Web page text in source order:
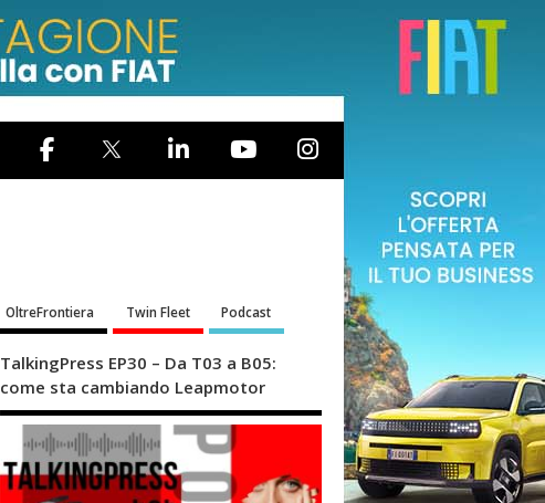
OltreFrontiera Twin Fleet Podcast
TalkingPress EP30 – Da T03 a B05:
come sta cambiando Leapmotor